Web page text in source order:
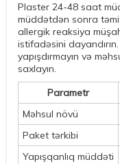
Plaster 24-48 saat
müddətdən sonra
allergik reaksiya
istifadəsini
yapışdırmayın və
saxlayın.
Parametr
Məhsul növü
Paket tərkibi
Yapışqanlıq müddəti